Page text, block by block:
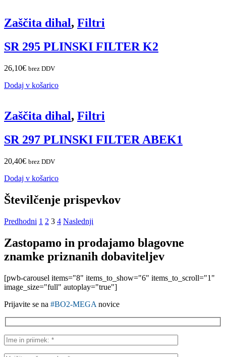
Zaščita dihal, Filtri
SR 295 PLINSKI FILTER K2
26,10€ brez DDV
Dodaj v košarico
Zaščita dihal , Filtri
SR 297 PLINSKI FILTER ABEK1
20,40€ brez DDV
Dodaj v košarico
Številčenje prispevkov
Predhodni 1 2 3 4 Naslednji
Zastopamo in prodajamo blagovne
znamke priznanih dobaviteljev
[pwb-carousel items="8" items_to_show="6" items_to_scroll="1"
image_size="full" autoplay="true"]
Prijavite se na #BO2-MEGA novice